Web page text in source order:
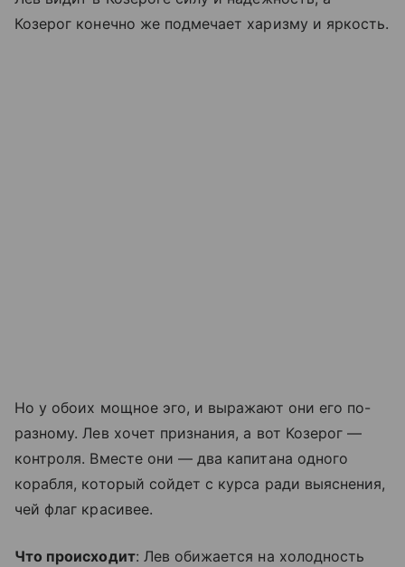
Козерог конечно же подмечает харизму и яркость.
Но у обоих мощное эго, и выражают они его по-
разному. Лев хочет признания, а вот Козерог —
контроля. Вместе они — два капитана одного
корабля, который сойдет с курса ради выяснения,
чей флаг красивее.
Что происходит: Лев обижается на холодность